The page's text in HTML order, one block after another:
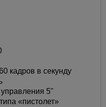
кадров в секунду
5"
«пистолет»